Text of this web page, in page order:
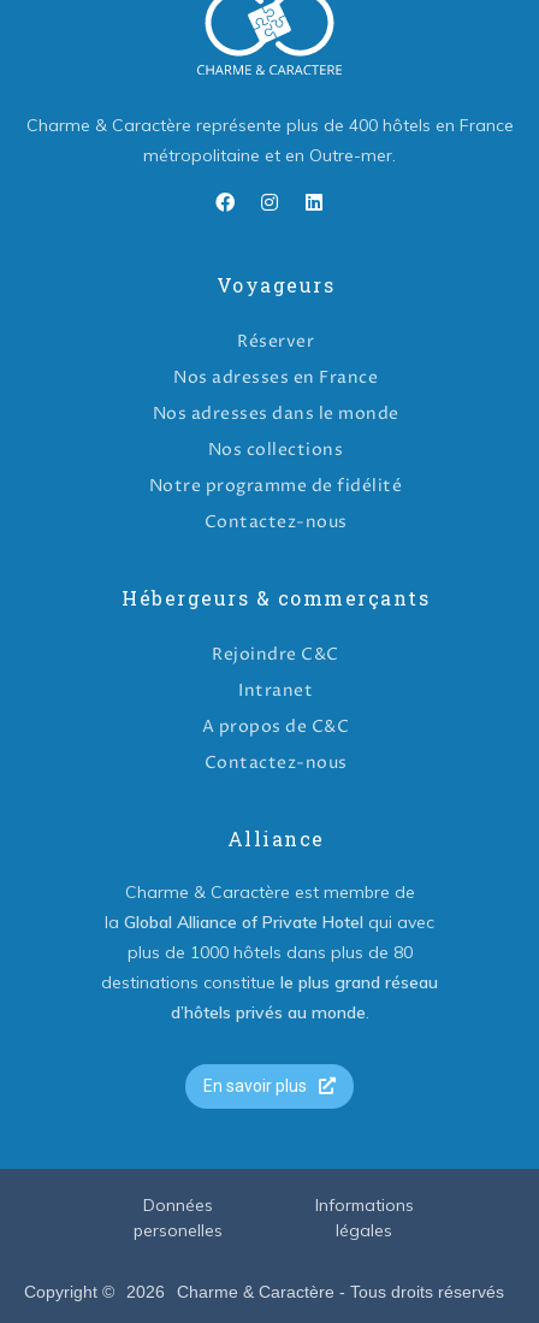
Charme & Caractère représente plus de 400 hôtels en France
métropolitaine et en Outre-mer.
Voyageurs
Réserver
Nos adresses en France
Nos adresses dans le monde
Nos collections
Notre programme de fidélité
Contactez-nous
Hébergeurs & commerçants
Rejoindre C&C
Intranet
A propos de C&C
Contactez-nous
Alliance
Charme & Caractère est membre de
la Global Alliance of Private Hotel qui avec
plus de 1000 hôtels dans plus de 80
destinations constitue le plus grand réseau
d’hôtels privés au monde.
En savoir plus
Copyright © 2026 Charme & Caractère - Tous droits réservés
Données
personelles
Informations
légales